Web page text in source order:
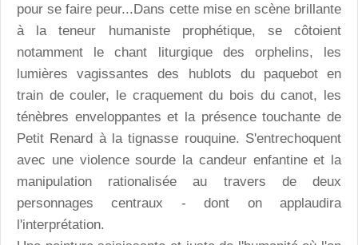
pour se faire peur...Dans cette mise en scène brillante
à la teneur humaniste prophétique, se côtoient
notamment le chant liturgique des orphelins, les
lumières vagissantes des hublots du paquebot en
train de couler, le craquement du bois du canot, les
ténèbres enveloppantes et la présence touchante de
Petit Renard à la tignasse rouquine. S'entrechoquent
avec une violence sourde la candeur enfantine et la
manipulation rationalisée au travers de deux
personnages centraux - dont on applaudira
l'interprétation.